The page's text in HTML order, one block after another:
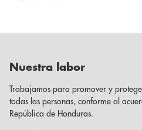
Nuestra labor
Trabajamos para promover y
todas las personas, conforme al
República de Honduras.